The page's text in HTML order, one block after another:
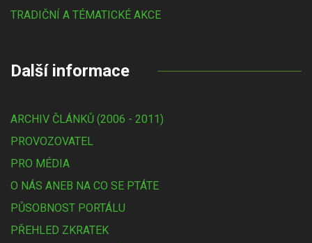
TRADIČNÍ A TÉMATICKÉ AKCE
Další informace
ARCHIV ČLÁNKŮ (2006 - 2011)
PROVOZOVATEL
PRO MÉDIA
O NÁS ANEB NA CO SE PTÁTE
PŮSOBNOST PORTÁLU
PŘEHLED ZKRATEK